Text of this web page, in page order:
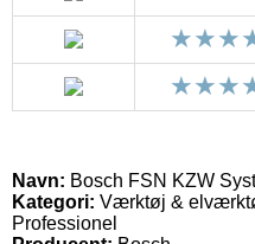
Navn: Bosch FSN KZW
Kategori: Værktøj &
Professionel